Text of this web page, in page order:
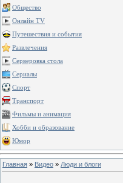
Общество
Онлайн TV
Путешествия и события
Развлечения
Серверовка стола
Сериалы
Спорт
Транспорт
Фильмы и анимация
Хобби и образование
Юмор
Главная » Видео » Люди и блоги